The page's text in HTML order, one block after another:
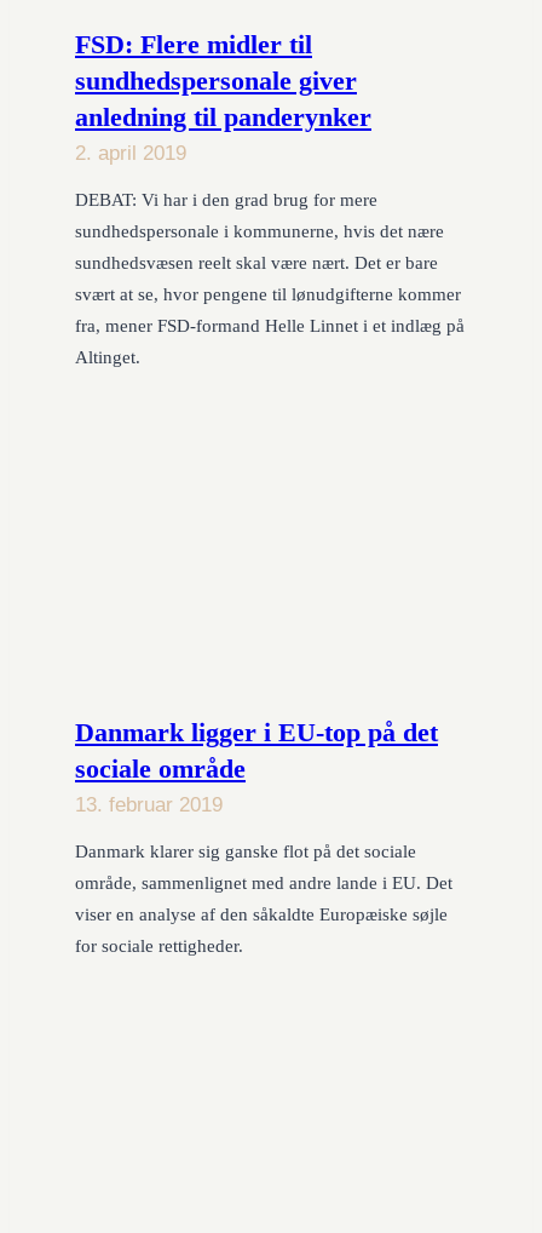
FSD: Flere midler til
sundhedspersonale giver
anledning til panderynker
2. april 2019
DEBAT: Vi har i den grad brug for mere
sundhedspersonale i kommunerne, hvis det nære
sundhedsvæsen reelt skal være nært. Det er bare
svært at se, hvor pengene til lønudgifterne kommer
fra, mener FSD-formand Helle Linnet i et indlæg på
Altinget.
Danmark ligger i EU-top på det
sociale område
13. februar 2019
Danmark klarer sig ganske flot på det sociale
område, sammenlignet med andre lande i EU. Det
viser en analyse af den såkaldte Europæiske søjle
for sociale rettigheder.